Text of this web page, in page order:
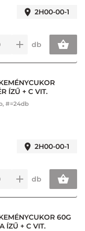
2H00-00-1
db
ÍZŰ + C VIT.
#=24db
2H00-00-1
db
60G
ÍZŰ + C VIT.